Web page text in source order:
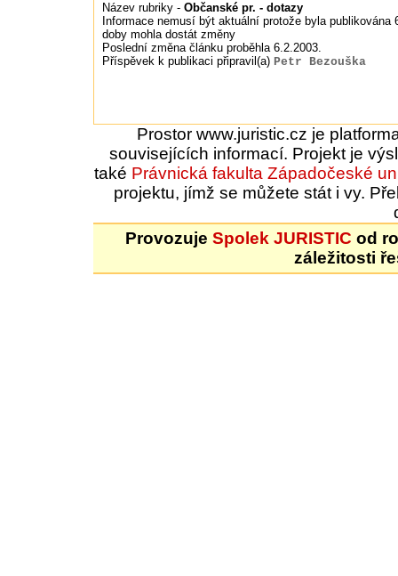
Název rubriky - Občanské pr. - dotazy
Informace nemusí být aktuální protože byla publikována
doby mohla dostát změny
Poslední změna článku proběhla 6.2.2003.
Příspěvek k publikaci připravil(a) Petr Bezouška
Prostor www.juristic.cz je
souvisejících informací. Projekt je
také Právnická fakulta Západočeské
projektu, jímž se můžete stát i vy.
Provozuje Spolek JURISTIC od
záležitosti